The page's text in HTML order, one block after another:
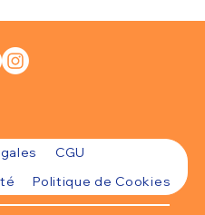
CGU
Politique de Cookies